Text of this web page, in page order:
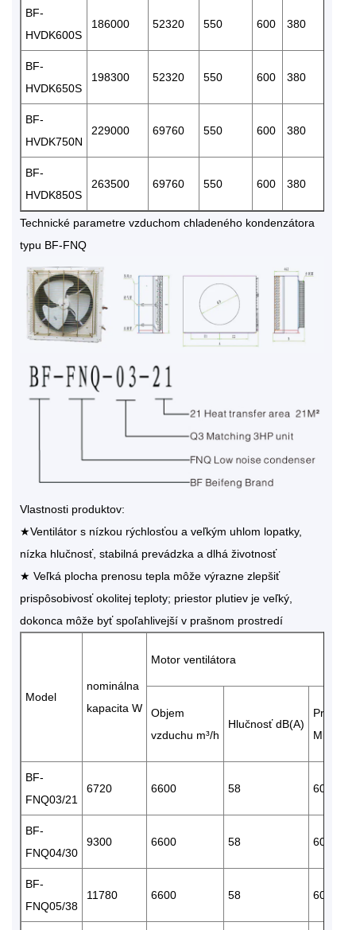
BF-
HVDK600S
186000 52320 550 600 380
BF-
HVDK650S
198300 52320 550 600 380
BF-
HVDK750N
229000 69760 550 600 380
BF-
HVDK850S
263500 69760 550 600 380
Technické parametre vzduchom chladeného kondenzátora
typu BF-FNQ
Vlastnosti produktov:
★Ventilátor s nízkou rýchlosťou a veľkým uhlom lopatky,
nízka hlučnosť, stabilná prevádzka a dlhá životnosť
★ Veľká plocha prenosu tepla môže výrazne zlepšiť
prispôsobivosť okolitej teploty; priestor plutiev je veľký,
dokonca môže byť spoľahlivejší v prašnom prostredí
Model
nominálna
kapacita W
Motor ventilátora
Objem
vzduchu m³/h
Hlučnosť dB(A)
BF-
FNQ03/21
6720 6600 58 600 x 1
BF-
FNQ04/30
9300 6600 58 600 x 1
BF-
FNQ05/38
11780 6600 58 600 x 1